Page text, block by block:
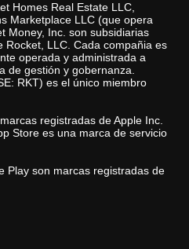
Homes Real Estate LLC,
Marketplace LLC (que opera
Money, Inc. son subsidiarias
Rocket, LLC. Cada compañia es
operada y administrada a
de gestión y gobernanza.
RKT) es el único miembro
registradas de Apple Inc.
Store es una marca de servicio
Play son marcas registradas de